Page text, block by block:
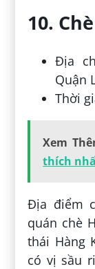
10.
Địa
Quận
Thời
Xem
thích
Địa điểm
quán chè
thái Hàng
có vị sầu